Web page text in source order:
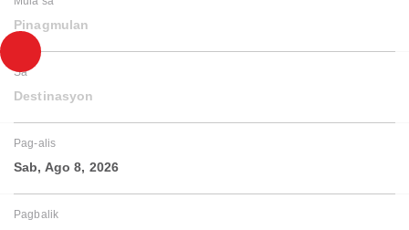
Pinagmulan
Sa
Destinasyon
Pag-alis
Sab, Ago 8, 2026
Pagbalik